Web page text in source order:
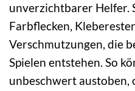
unverzichtbarer Helfer.
Farbflecken,
Verschmutzungen, die
Spielen entstehen. So
unbeschwert austoben,